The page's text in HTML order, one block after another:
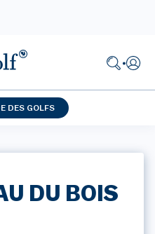
DES GOLFS
DU BOIS